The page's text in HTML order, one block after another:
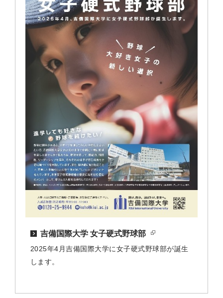
吉備国際大学 女子硬式野球部
2025年4月吉備国際大学に女子硬式野球部が誕生
します。